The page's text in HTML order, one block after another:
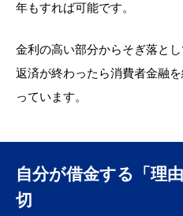
年もすれば可能です。
金利の高い部分からそぎ落と
返済が終わったら消費者金融
っています。
自分が借金する「理
切